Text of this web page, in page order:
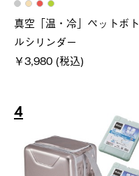
真空「温・冷」ペットボト
ルシリンダー
￥3,980 (税込)
4